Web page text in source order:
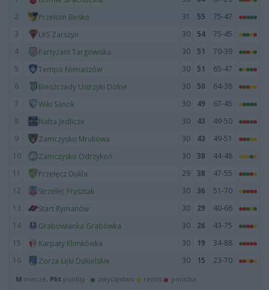
2
Przełom Besko 31 55
75-47
3
LKS Zarszyn 30 54
75-45
4
Partyzant Targowiska 30 51
70-39
5
Tempo Nienaszów 30 51
65-47
6
Bieszczady Ustrzyki Dolne 30 50
64-38
7
Wiki Sanok 30 49
67-45
8
Nafta Jedlicze 30 43
49-50
9
Zamczysko Mrukowa 30 43
49-51
10
Zamczysko Odrzykoń 30 38
44-48
11
Przełęcz Dukla 29 38
47-55
12
Strzelec Frysztak 30 36
51-70
13
Start Rymanów 30 29
40-66
14
Grabowianka Grabówka 30 26
43-75
15
Karpaty Klimkówka 30 19
34-88
16
Zorza Łęki Dukielskie 30 15 23-70
M mecze, Pkt punkty · zwycięstwo remis porażka